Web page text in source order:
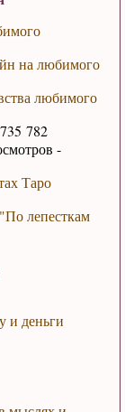
на любимого
любимого
782
-
Таро
лепесткам
и деньги